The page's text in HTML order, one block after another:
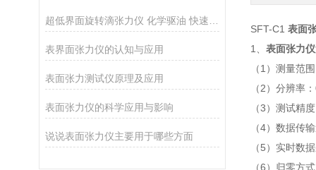
表界面张力仪的认知与应用
表面张力测试仪原理及应用
表面张力仪的科学应用与影响
说说表面张力仪主要用于哪些方面
SFT-C1 表面
1、 表面张力仪
（1）测量范
（2）分辨率
（3）测试精
（4）数据传
（5）实时数
（6）归零方